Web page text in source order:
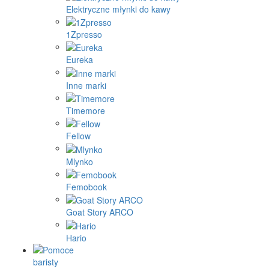
Elektryczne młynki do kawy
1Zpresso
Eureka
Inne marki
Timemore
Fellow
Mlynko
Femobook
Goat Story ARCO
Hario